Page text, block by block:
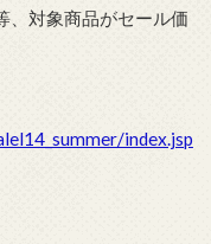
、対象商品がセール価
index.jsp